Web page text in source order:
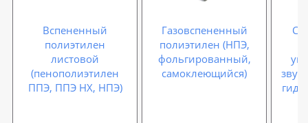
Вспененный
полиэтилен
листовой
(пенополиэтилен
ППЭ, ППЭ НХ, НПЭ)
Газовспененный
полиэтилен (НПЭ,
фольгированный,
самоклеющийся)